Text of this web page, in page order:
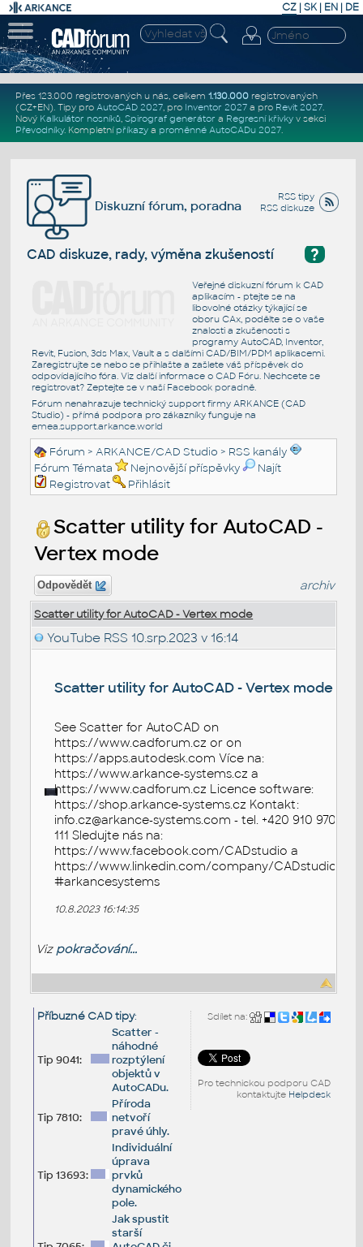
CZ | SK| EN | DE
Přes 123.000 registrovaných u nás, celkem 1.130.000registrovaných
(CZ+EN). Tipy pro AutoCAD 2027, pro Inventor 2027a pro Revit 2027.
Nový Kalkulátor nosníků, Spirograf generátor a Regresní křivkyv sekci
Převodníky. Kompletní příkazya proměnné AutoCADu 2027.
RSS tipy
RSS diskuze
Diskuzní fórum, poradna
?
CAD diskuze, rady, výměna zkušeností
Veřejné diskuzní fórum k CAD
aplikacím - ptejte se na
libovolné otázky týkající se
oboru CAx, podělte se o vaše
znalosti a zkušenosti s
programy AutoCAD, Inventor,
Revit, Fusion, 3ds Max, Vault a s dalšími CAD/BIM/PDM aplikacemi.
Zaregistrujte se nebo se přihlašte a zašlete váš příspěvek do
odpovídajícího fóra. Viz další informace o CAD Fóru. Nechcete se
registrovat? Zeptejte se v naší Facebook poradně.
Fórum nenahrazuje technický support firmy ARKANCE (CAD
Studio) - přímá podpora pro zákazníky funguje na
emea.support.arkance.world
Fórum >ARKANCE/CAD Studio > RSS kanály
Fórum Témata
Nejnovější příspěvky
Najít
Registrovat
Přihlásit
Scatter utility for AutoCAD -
Vertex mode
Odpovědět archiv
Scatter utility for AutoCAD - Vertex mode
YouTube RSS 10.srp.2023 v 16:14
Scatter utility for AutoCAD - Vertex mode
See Scatter for AutoCAD on
https://www.cadforum.cz or on
https://apps.autodesk.com Více na:
https://www.arkance-systems.cz a
https://www.cadforum.cz Licence software:
https://shop.arkance-systems.cz Kontakt:
info.cz@arkance-systems.com - tel. +420 910 970
111 Sledujte nás na:
https://www.facebook.com/CADstudio a
https://www.linkedin.com/company/CADstudio
#arkancesystems
10.8.2023 16:14:35
Viz pokračování...
Sdílet na:
Pro technickou podporu CAD
kontaktujte Helpdesk
Příbuzné CAD tipy:
Tip 9041:
Scatter -
náhodné
rozptýlení
objektů v
AutoCADu.
Tip 7810:
Příroda
netvoří
pravé úhly.
Tip 13693:
Individuální
úprava
prvků
dynamického
pole.
Jak spustit
starší